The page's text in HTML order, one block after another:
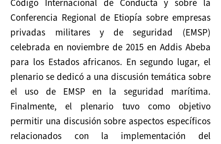
Código Internacional de Conducta y sobre la
Conferencia Regional de Etiopía sobre empresas
privadas militares y de seguridad (EMSP)
celebrada en noviembre de 2015 en Addis Abeba
para los Estados africanos. En segundo lugar, el
plenario se dedicó a una discusión temática sobre
el uso de EMSP en la seguridad marítima.
Finalmente, el plenario tuvo como objetivo
permitir una discusión sobre aspectos específicos
relacionados con la implementación del